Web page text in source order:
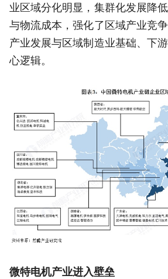
业区域分化明显，集群化发展降
与物流成本，强化了区域产业竞
产业发展与区域制造业基础、下
心逻辑。
微特电机产业进入壁垒